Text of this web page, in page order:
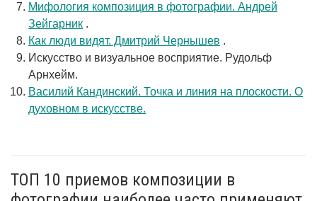
Мифология композиция в фотографии. Андрей
Зейгарник .
Как люди видят. Дмитрий Чернышев .
Искусство и визуальное восприятие. Рудольф
Арнхейм.
Василий Кандинский. Точка и линия на плоскости. О
духовном в искусстве.
ТОП 10 приемов композиции в